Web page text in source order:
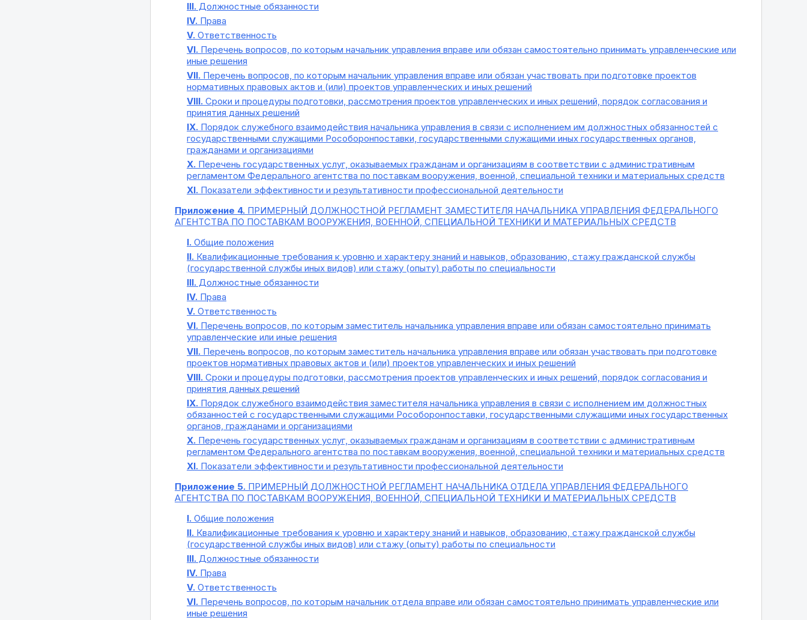
III. Должностные обязанности
IV. Права
V. Ответственность
VI. Перечень вопросов, по которым начальник управления вправе или обязан самостоятельно принимать управленческие или
иные решения
VII. Перечень вопросов, по которым начальник управления вправе или обязан участвовать при подготовке проектов
нормативных правовых актов и (или) проектов управленческих и иных решений
VIII. Сроки и процедуры подготовки, рассмотрения проектов управленческих и иных решений, порядок согласования и
принятия данных решений
IX. Порядок служебного взаимодействия начальника управления в связи с исполнением им должностных обязанностей с
государственными служащими Рособоронпоставки, государственными служащими иных государственных органов,
гражданами и организациями
X. Перечень государственных услуг, оказываемых гражданам и организациям в соответствии с административным
регламентом Федерального агентства по поставкам вооружения, военной, специальной техники и материальных средств
XI. Показатели эффективности и результативности профессиональной деятельности
Приложение 4. ПРИМЕРНЫЙ ДОЛЖНОСТНОЙ РЕГЛАМЕНТ ЗАМЕСТИТЕЛЯ НАЧАЛЬНИКА УПРАВЛЕНИЯ ФЕДЕРАЛЬНОГО
АГЕНТСТВА ПО ПОСТАВКАМ ВООРУЖЕНИЯ, ВОЕННОЙ, СПЕЦИАЛЬНОЙ ТЕХНИКИ И МАТЕРИАЛЬНЫХ СРЕДСТВ
I. Общие положения
II. Квалификационные требования к уровню и характеру знаний и навыков, образованию, стажу гражданской службы
(государственной службы иных видов) или стажу (опыту) работы по специальности
III. Должностные обязанности
IV. Права
V. Ответственность
VI. Перечень вопросов, по которым заместитель начальника управления вправе или обязан самостоятельно принимать
управленческие или иные решения
VII. Перечень вопросов, по которым заместитель начальника управления вправе или обязан участвовать при подготовке
проектов нормативных правовых актов и (или) проектов управленческих и иных решений
VIII. Сроки и процедуры подготовки, рассмотрения проектов управленческих и иных решений, порядок согласования и
принятия данных решений
IX. Порядок служебного взаимодействия заместителя начальника управления в связи с исполнением им должностных
обязанностей с государственными служащими Рособоронпоставки, государственными служащими иных государственных
органов, гражданами и организациями
X. Перечень государственных услуг, оказываемых гражданам и организациям в соответствии с административным
регламентом Федерального агентства по поставкам вооружения, военной, специальной техники и материальных средств
XI. Показатели эффективности и результативности профессиональной деятельности
Приложение 5. ПРИМЕРНЫЙ ДОЛЖНОСТНОЙ РЕГЛАМЕНТ НАЧАЛЬНИКА ОТДЕЛА УПРАВЛЕНИЯ ФЕДЕРАЛЬНОГО
АГЕНТСТВА ПО ПОСТАВКАМ ВООРУЖЕНИЯ, ВОЕННОЙ, СПЕЦИАЛЬНОЙ ТЕХНИКИ И МАТЕРИАЛЬНЫХ СРЕДСТВ
I. Общие положения
II. Квалификационные требования к уровню и характеру знаний и навыков, образованию, стажу гражданской службы
(государственной службы иных видов) или стажу (опыту) работы по специальности
III. Должностные обязанности
IV. Права
V. Ответственность
VI. Перечень вопросов, по которым начальник отдела вправе или обязан самостоятельно принимать управленческие или
иные решения